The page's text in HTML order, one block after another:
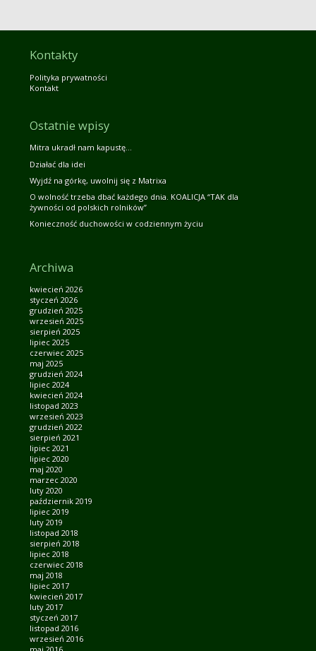
Kontakty
Polityka prywatności
Kontakt
Ostatnie wpisy
Mitra ukradł nam kapustę…
Działać dla idei
Wyjdź na górkę, uwolnij się z Matrixa
O wolność trzeba dbać każdego dnia. KOALICJA “TAK dla
żywności od polskich rolników”
Konieczność duchowości w codziennym życiu
Archiwa
kwiecień 2026
styczeń 2026
grudzień 2025
wrzesień 2025
sierpień 2025
lipiec 2025
czerwiec 2025
maj 2025
grudzień 2024
lipiec 2024
kwiecień 2024
listopad 2023
wrzesień 2023
grudzień 2022
sierpień 2021
lipiec 2021
lipiec 2020
maj 2020
marzec 2020
luty 2020
październik 2019
lipiec 2019
luty 2019
listopad 2018
sierpień 2018
lipiec 2018
czerwiec 2018
maj 2018
lipiec 2017
kwiecień 2017
luty 2017
styczeń 2017
listopad 2016
wrzesień 2016